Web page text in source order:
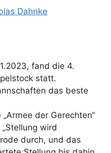
Dahnke
fand die 4.
statt.
das beste
der Gerechten“
wird
durch, und das